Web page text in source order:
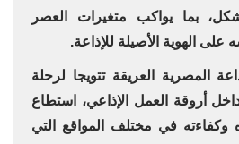
بما يواكب متغيرات العصر
الهوية الأصيلة للإذاعة.
المصرية العريقة تتويجا لرحلة
أروقة العمل الإذاعي، استطاع
وكفاءته في مختلف المواقع التي